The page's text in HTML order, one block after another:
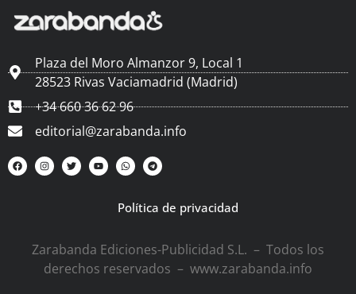
Plaza del Moro Almanzor 9, Local 1
28523 Rivas Vaciamadrid (Madrid)
+34 660 36 62 96
editorial@zarabanda.info
Política de privacidad
Zarabanda Ediciones-Publicidad S.L. – Todos los
derechos reservados – www.zarabanda.info